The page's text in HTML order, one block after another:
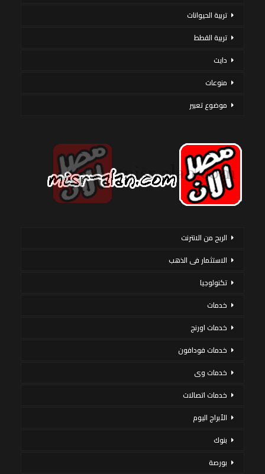
تربية الحيوانات
تربية القطط
دايت
منوعات
موضوع تعبير
الربح من الانترنت
الاستثمار فى الذهب
تكنولوجيا
خدمات
خدمات اورنج
خدمات فودافون
خدمات وى
خدمات اتصالات
الأبراج اليوم
بنوك
بورصة